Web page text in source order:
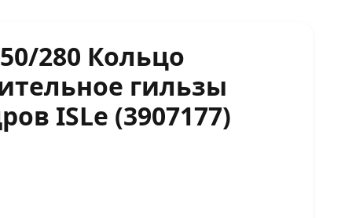
280 Кольцо
гильзы
ISLe (3907177)